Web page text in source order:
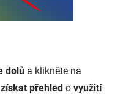
dolů a klikněte na
získat přehled o využití